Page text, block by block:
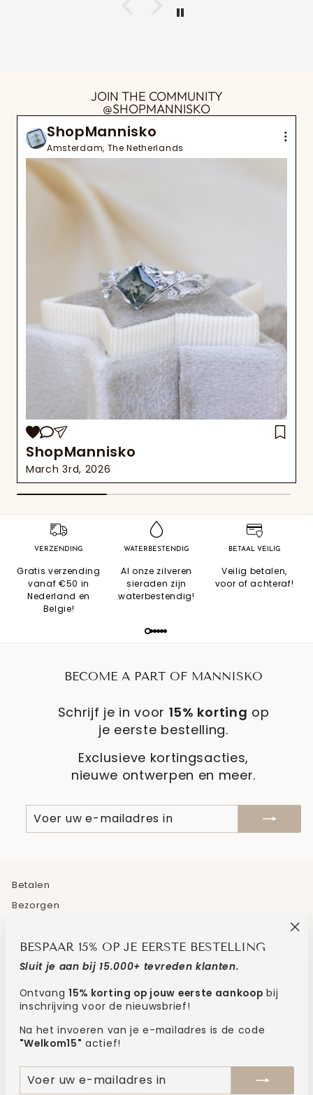
BESPAAR 15% OP JE EERSTE BESTELLING
Sluit je aan bij 15.000+ tevreden klanten.
Ontvang15% korting op jouw eerste aankoop bij
inschrijving voor de nieuwsbrief!
Na het invoeren van je e-mailadres is de code
"Welkom15" actief!
VOER
UW
E-
ABONNEREN
JOIN THE COMMUNITY
@SHOPMANNISKO
ShopMannisko
Amsterdam, The Netherlands
ShopMannisko
March 3rd, 2026
VERZENDING
Gratis verzending
vanaf €50 in
Nederland en
Belgie!
WATERBESTENDIG
Al onze zilveren
sieraden zijn
waterbestendig!
BETAAL VEILIG
Veilig betalen,
voor of achteraf!
BECOME A PART OF MANNISKO
Schrijf je in voor 15% korting op
je eerste bestelling.
Exclusieve kortingsacties,
nieuwe ontwerpen en meer.
VOER
UW
E-
ABONNEREN
Betalen
Bezorgen
Veelgestelde vragen
Contact
SCHRIJF JE IN VOOR 15% KORTING!
TAAL
Nederlands MUNTEENHEID
Nederland (EUR €)